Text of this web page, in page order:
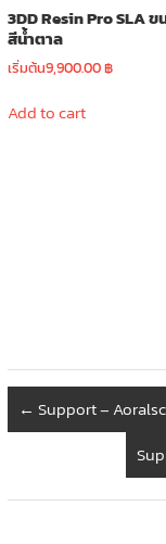
3DD Resin Pro SLA ข
สีน้ำตาล
เริ่มต้น9,900.00฿
Add to cart
← Support –